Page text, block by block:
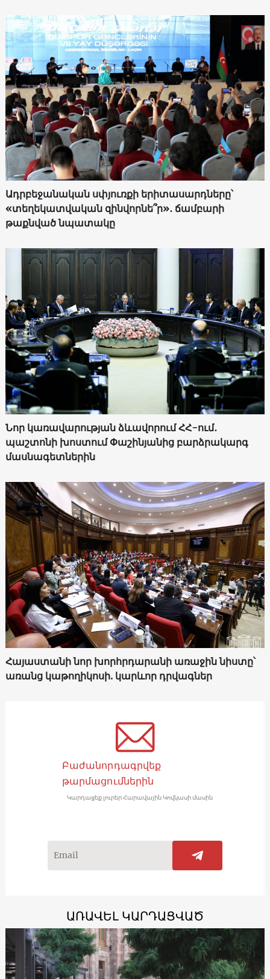
Ադրբեջանական սփյուռքի երիտասարդները՝
«տեղեկատվական զինվորնե՞ր»․ ճամբարի
թաքնված նպատակը
Նոր կառավարության ձևավորում ՀՀ-ում․
պաշտոնի խոստում Փաշինյանից բարձրակարգ
մասնագետներին
Հայաստանի նոր խորհրդարանի առաջին նիստը՝
առանց կաթողիկոսի. կարևոր դրվագներ
Բաժանորդագրվեք
թարմացումներին
Կարդացեք լուրեր Հարավային Կովկասի մասին
ԱՌԱՎԵԼ ԿԱՐԴԱՑՎԱԾ